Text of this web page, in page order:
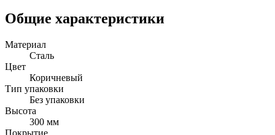
Общие характеристики
Материал
Сталь
Цвет
Коричневый
Тип упаковки
Без упаковки
Высота
300 мм
Покрытие